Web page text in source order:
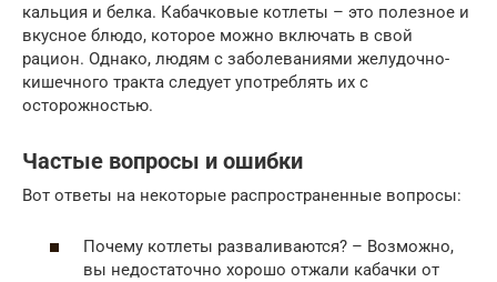
кальция и белка. Кабачковые котлеты – это полезное и
вкусное блюдо, которое можно включать в свой
рацион. Однако, людям с заболеваниями желудочно-
кишечного тракта следует употреблять их с
осторожностью.
Частые вопросы и ошибки
Вот ответы на некоторые распространенные вопросы:
Почему котлеты разваливаются? – Возможно,
вы недостаточно хорошо отжали кабачки от